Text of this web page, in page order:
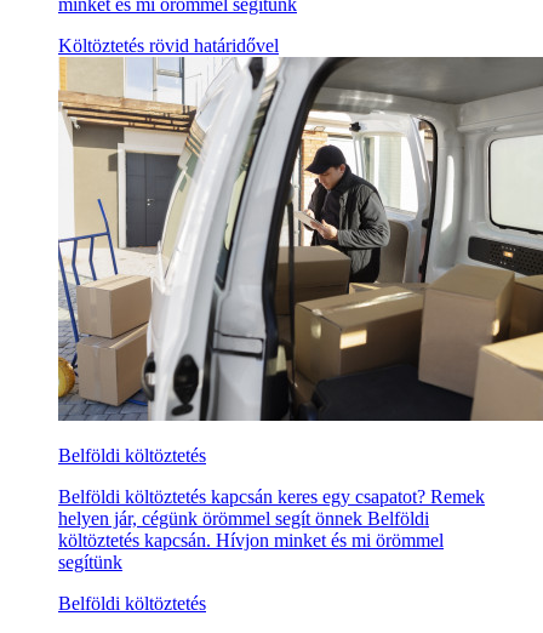
minket és mi örömmel segítünk
Költöztetés rövid határidővel
Belföldi költöztetés
Belföldi költöztetés kapcsán keres egy csapatot? Remek
helyen jár, cégünk örömmel segít önnek Belföldi
költöztetés kapcsán. Hívjon minket és mi örömmel
segítünk
Belföldi költöztetés